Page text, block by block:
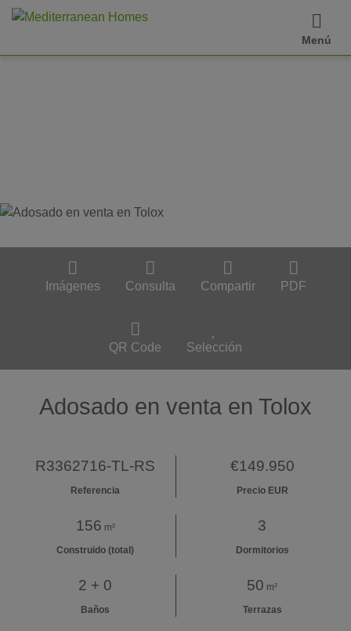
Menú
Imágenes Consulta Compartir PDF
QR Code Selección
Adosado en venta en Tolox
R3362716-TL-RS
Referencia
€149.950
Precio EUR
156 m²
Construido (total)
3
Dormitorios
2 + 0
Baños
50 m²
Terrazas